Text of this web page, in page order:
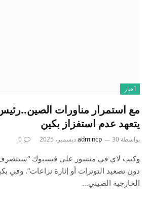
أخبار
مع استمرار مناورات
يتعهد عدم استفزاز بكين
بواسطة admincp 30 ديسمبر، 2025 0
وكتب لاي في منشور على فيسبوك
دون تصعيد التوترات أو إثارة نزاعات”. وفي
الخارجية الصيني…